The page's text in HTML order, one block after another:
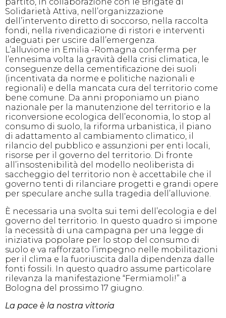
Solidarietà Attiva, nell’organizzazione
dell’intervento diretto di soccorso, nella raccolta
fondi, nella rivendicazione di ristori e interventi
adeguati per uscire dall’emergenza.
L’alluvione in Emilia -Romagna conferma per
l’ennesima volta la gravità della crisi climatica, le
conseguenze della cementificazione dei suoli
(incentivata da norme e politiche nazionali e
regionali) e della mancata cura del territorio come
bene comune. Da anni proponiamo un piano
nazionale per la manutenzione del territorio e la
riconversione ecologica dell’economia, lo stop al
consumo di suolo, la riforma urbanistica, il piano
di adattamento al cambiamento climatico, il
rilancio del pubblico e assunzioni per enti locali,
risorse per il governo del territorio. Di fronte
all’insostenibilità del modello neoliberista di
saccheggio del territorio non è accettabile che il
governo tenti di rilanciare progetti e grandi opere
per speculare anche sulla tragedia dell’alluvione.
È necessaria una svolta sui temi dell’ecologia e del
governo del territorio. In questo quadro si impone
la necessità di una campagna per una legge di
iniziativa popolare per lo stop del consumo di
suolo e va rafforzato l’impegno nelle mobilitazioni
per il clima e la fuoriuscita dalla dipendenza dalle
fonti fossili. In questo quadro assume particolare
rilevanza la manifestazione “Fermiamoli!” a
Bologna del prossimo 17 giugno.
La pace è la nostra vittoria